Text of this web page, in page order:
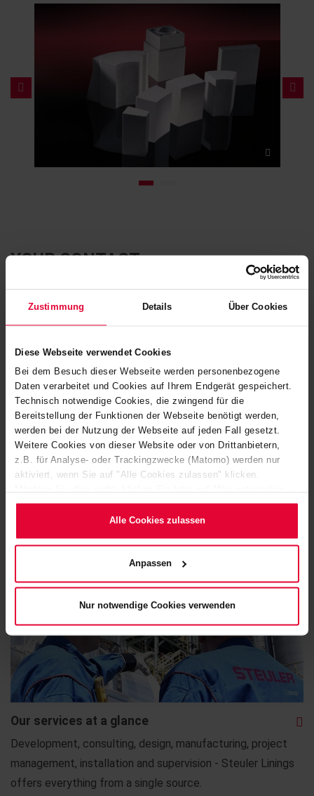
Zustimmung Details Über Cookies
Diese Webseite verwendet Cookies
Bei dem Besuch dieser Webseite werden personenbezogene
Daten verarbeitet und Cookies auf Ihrem Endgerät gespeichert.
Technisch notwendige Cookies, die zwingend für die
Bereitstellung der Funktionen der Webseite benötigt werden,
werden bei der Nutzung der Webseite auf jeden Fall gesetzt.
Weitere Cookies von dieser Website oder von Drittanbietern,
z.B. für Analyse- oder Trackingzwecke (Matomo) werden nur
aktiviert, wenn Sie auf "Alle Cookies zulassen" klicken.
Cookies verwenden". Mehr dazu (einschließlich der Möglichkeit,
die Einwilligungserklärung zu ändern oder zu widerrufen)
Website) bzw. derDatenschutzerklärung.
Alle Cookies zulassen
Anpassen
Nur notwendige Cookies verwenden
YOUR CONTACT
Alban Bunjaku
+49 2623 600-417
alban.bunjaku@steuler.de
Our services at a glance
Development, consulting, design, manufacturing, project
management, installation and supervision - Steuler Linings
offers everything from a single source.